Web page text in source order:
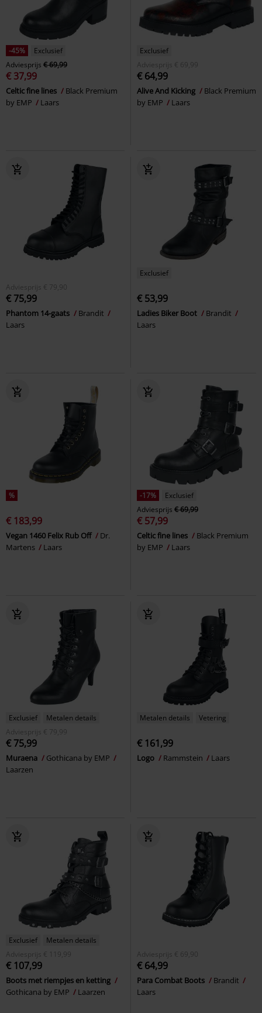
-45%
Exclusief
Adviesprijs € 69,99
€ 37,99
Celtic fine lines
Black Premium
by EMP
Laars
Exclusief
Adviesprijs
€ 69,99
€ 64,99
Alive And Kicking
Black Premium
by EMP
Laars
Adviesprijs € 79,90
€ 75,99
Phantom 14-gaats
Brandit
Laars
Exclusief
€ 53,99
Ladies Biker Boot
Brandit
Laars
%
€ 183,99
Vegan 1460 Felix Rub Off
Dr.
Martens
Laars
-17%
Exclusief
Adviesprijs € 69,99
€ 57,99
Celtic fine lines
Black Premium
by EMP
Laars
Exclusief
Metalen details
Adviesprijs
€ 79,99
€ 75,99
Muraena
Gothicana by EMP
Laarzen
Metalen details Vetering
€ 161,99
Logo Rammstein Laars
Exclusief
Metalen details
Adviesprijs
€ 119,99
€ 107,99
Boots met riempjes en ketting
Gothicana by EMP
Laarzen
Adviesprijs € 69,90
€ 64,99
Para Combat Boots
Brandit
Laars